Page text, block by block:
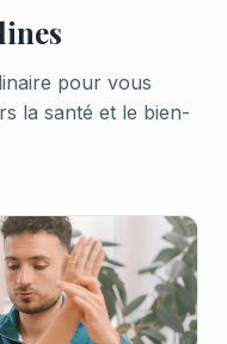
pour vous
la santé et le bien-